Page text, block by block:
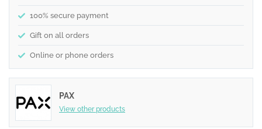
100% secure payment
Gift on all orders
Online or phone orders
PAX
View other products